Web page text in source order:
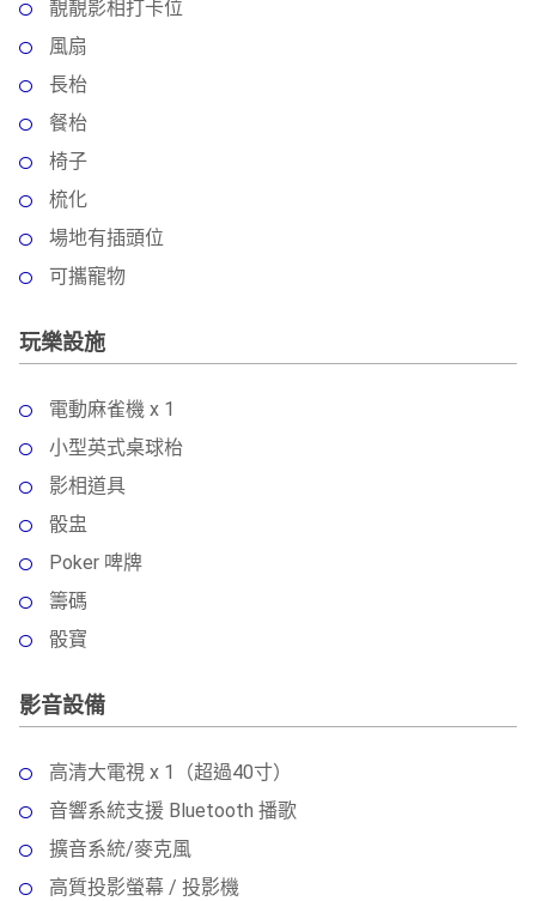
靚靚影相打卡位
風扇
長枱
餐枱
椅子
梳化
場地有插頭位
可攜寵物
玩樂設施
電動麻雀機 x 1
小型英式桌球枱
影相道具
骰盅
Poker 啤牌
籌碼
骰寶
影音設備
高清大電視 x 1（超過40寸）
音響系統支援 Bluetooth 播歌
擴音系統/麥克風
高質投影螢幕 / 投影機